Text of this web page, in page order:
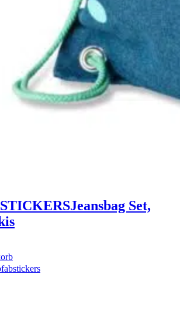
Jeansbag Set,